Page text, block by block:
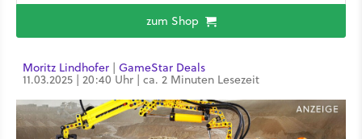
zum Shop
Moritz Lindhofer | GameStar Deals
11.03.2025 | 20:40 Uhr | ca. 2 Minuten Lesezeit